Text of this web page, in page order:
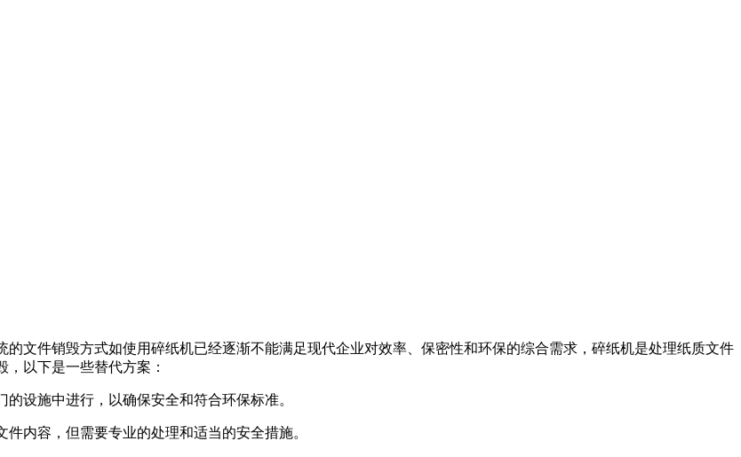
文件销毁方式如使用碎纸机已经逐渐不能满足现代企业对效率、保密性和环保的综合需求，碎纸机是处理纸质文件
以下是一些替代方案：
设施中进行，以确保安全和符合环保标准。
内容，但需要专业的处理和适当的安全措施。